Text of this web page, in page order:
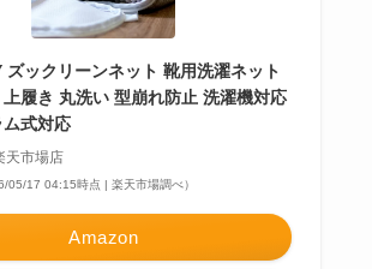
ズックリーンネット 靴用洗濯ネット
上履き 丸洗い 型崩れ防止 洗濯機対応
式対応
天市場店
05/17 04:15時点 | 楽天市場調べ）
Amazon